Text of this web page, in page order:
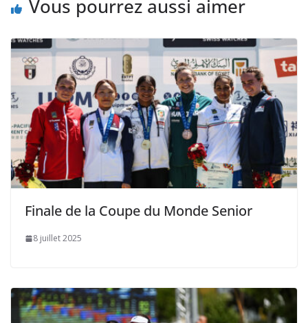
Vous pourrez aussi aimer
Finale de la Coupe du Monde Senior
8 juillet 2025